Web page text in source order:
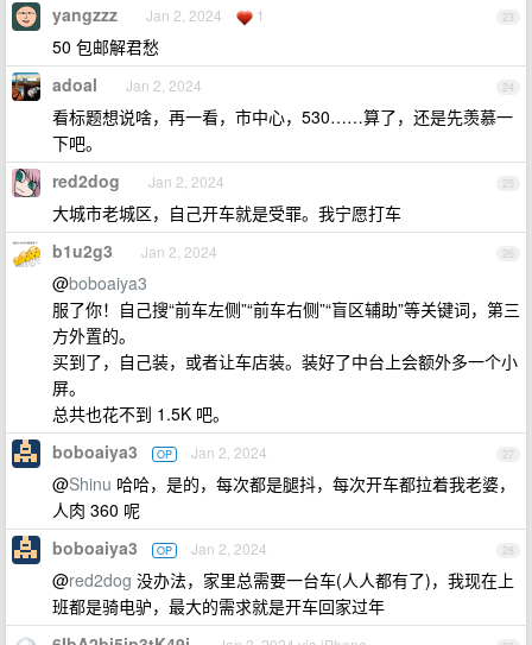
23
yangzzz Jan 2, 2024 1
50 包邮解君愁
24
adoal Jan 2, 2024
看标题想说啥，再一看，市中心，530……算了，还是先羡慕一
下吧。
25
red2dog Jan 2, 2024
大城市老城区，自己开车就是受罪。我宁愿打车
26
b1u2g3 Jan 2, 2024
@boboaiya3
服了你！自己搜“前车左侧”“前车右侧”“盲区辅助”等关键词，第三
方外置的。
买到了，自己装，或者让车店装。装好了中台上会额外多一个小
屏。
总共也花不到 1.5K 吧。
27
boboaiya3 OP Jan 2, 2024
@Shinu 哈哈，是的，每次都是腿抖，每次开车都拉着我老婆，
人肉 360 呢
28
boboaiya3 OP Jan 2, 2024
@red2dog 没办法，家里总需要一台车(人人都有了)，我现在上
班都是骑电驴，最大的需求就是开车回家过年